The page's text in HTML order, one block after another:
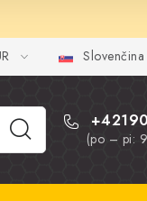
otázky FAQ
Slovenčina
(po – pi: